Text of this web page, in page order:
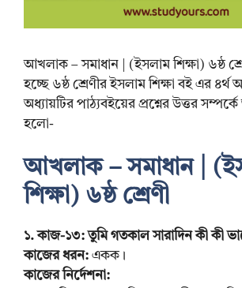
আখলাক – সমাধান | (ইসলাম শিক্ষা) ৬ষ্ঠ
হচ্ছে ৬ষ্ঠ শ্রেণীর ইসলাম শিক্ষা বই এর ৪র্থ
অধ্যায়টির পাঠ্যবইয়ের প্রশ্নের উত্তর
হলো-
আখলাক – সমাধান |
শিক্ষা) ৬ষ্ঠ শ্রেণী
১. কাজ-১৩: তুমি গতকাল সারাদিন কী কী
কাজের ধরন: একক।
কাজের নির্দেশনা: